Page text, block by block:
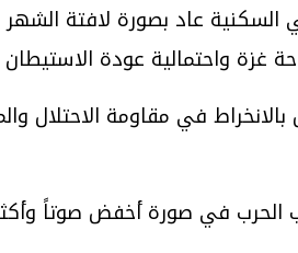
عاد بصورة لافتة
الحرب في صورة أخفض صوتاً